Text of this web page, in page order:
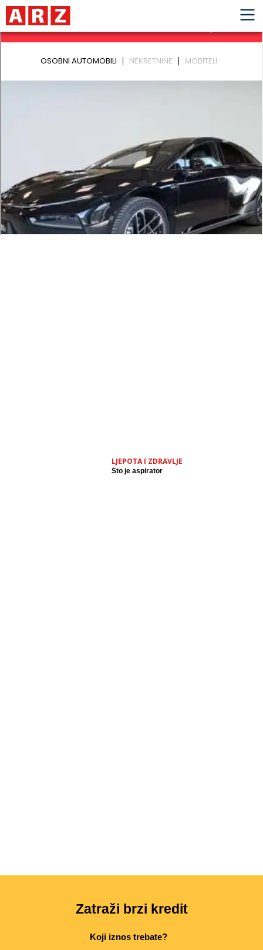
LJEPOTA I ZDRAVLJE
Što je aspirator
Zatraži brzi kredit
Koji iznos trebate?